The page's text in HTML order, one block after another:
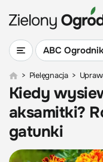
ABC
> Pielęgnacja >
Kiedy
aksamitki?
gatunki